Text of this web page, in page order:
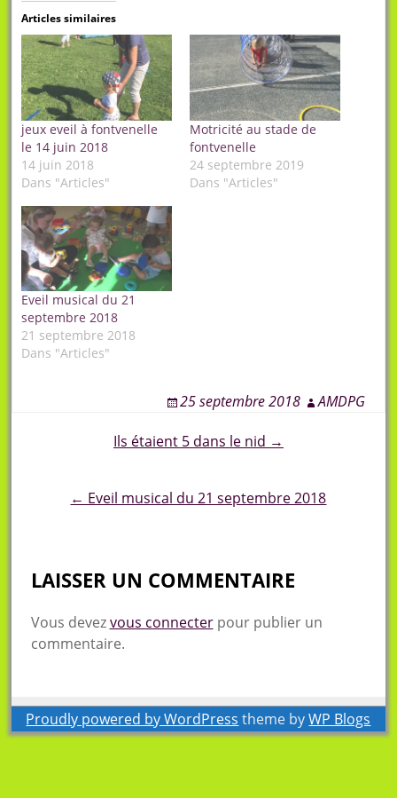
Articles similaires
jeux eveil à fontvenelle
le 14 juin 2018
14 juin 2018
Dans "Articles"
Motricité au stade de
fontvenelle
24 septembre 2019
Dans "Articles"
Eveil musical du 21
septembre 2018
21 septembre 2018
Dans "Articles"
25 septembre 2018 AMDPG
navigation
Ils étaient 5 dans le nid →
← Eveil musical du 21 septembre 2018
LAISSER UN COMMENTAIRE
Vous devezvous connecterpour publier un
commentaire.
Proudly powered by WordPress theme byWP Blogs